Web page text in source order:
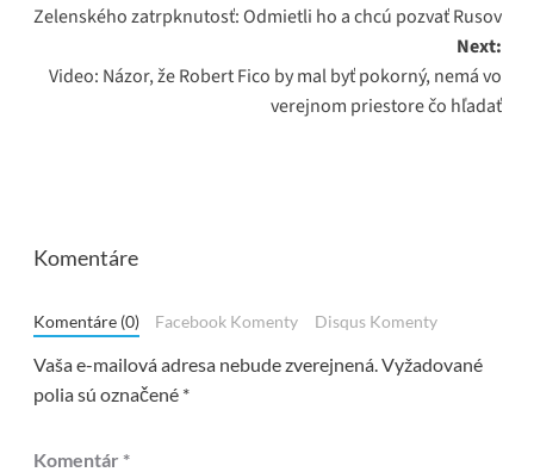
navigation
Zelenského zatrpknutosť: Odmietli ho a chcú pozvať Rusov
Next:
Video: Názor, že Robert Fico by mal byť pokorný, nemá vo
verejnom priestore čo hľadať
Komentáre
Komentáre (0) Facebook Komenty Disqus Komenty
Vaša e-mailová adresa nebude zverejnená.Vyžadované
polia sú označené *
Komentár *